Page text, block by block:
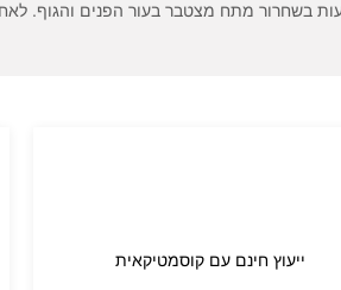
בשחרור מתח מצטבר בעור הפנים והגוף. לאחר
ייעוץ חינם עם קוסמטיקאית